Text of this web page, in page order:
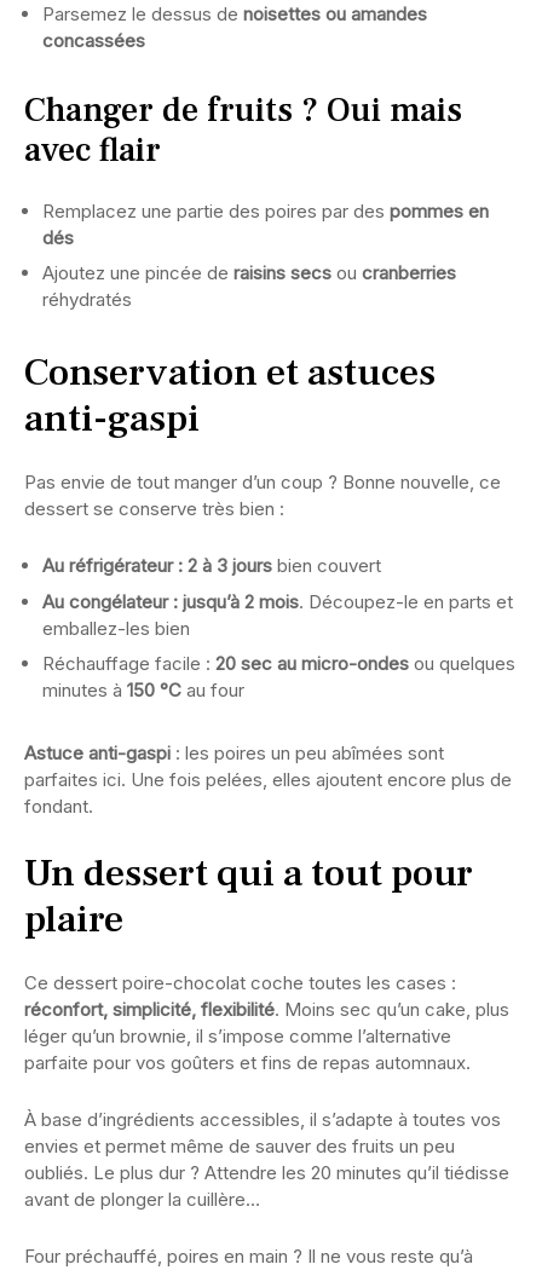
Parsemez le dessus de noisettes ou amandes
concassées
Changer de fruits ? Oui mais
avec flair
Remplacez une partie des poires par des pommes en
dés
Ajoutez une pincée de raisins secs ou cranberries
réhydratés
Conservation et astuces
anti-gaspi
Pas envie de tout manger d’un coup ? Bonne nouvelle, ce
dessert se conserve très bien :
Au réfrigérateur : 2 à 3 jours bien couvert
Au congélateur : jusqu’à 2 mois. Découpez-le en parts et
emballez-les bien
Réchauffage facile : 20 sec au micro-ondes ou quelques
minutes à 150 °C au four
Astuce anti-gaspi : les poires un peu abîmées sont
parfaites ici. Une fois pelées, elles ajoutent encore plus de
fondant.
Un dessert qui a tout pour
plaire
Ce dessert poire-chocolat coche toutes les cases :
réconfort, simplicité, flexibilité. Moins sec qu’un cake, plus
léger qu’un brownie, il s’impose comme l’alternative
parfaite pour vos goûters et fins de repas automnaux.
À base d’ingrédients accessibles, il s’adapte à toutes vos
envies et permet même de sauver des fruits un peu
oubliés. Le plus dur ? Attendre les 20 minutes qu’il tiédisse
avant de plonger la cuillère…
Four préchauffé, poires en main ? Il ne vous reste qu’à